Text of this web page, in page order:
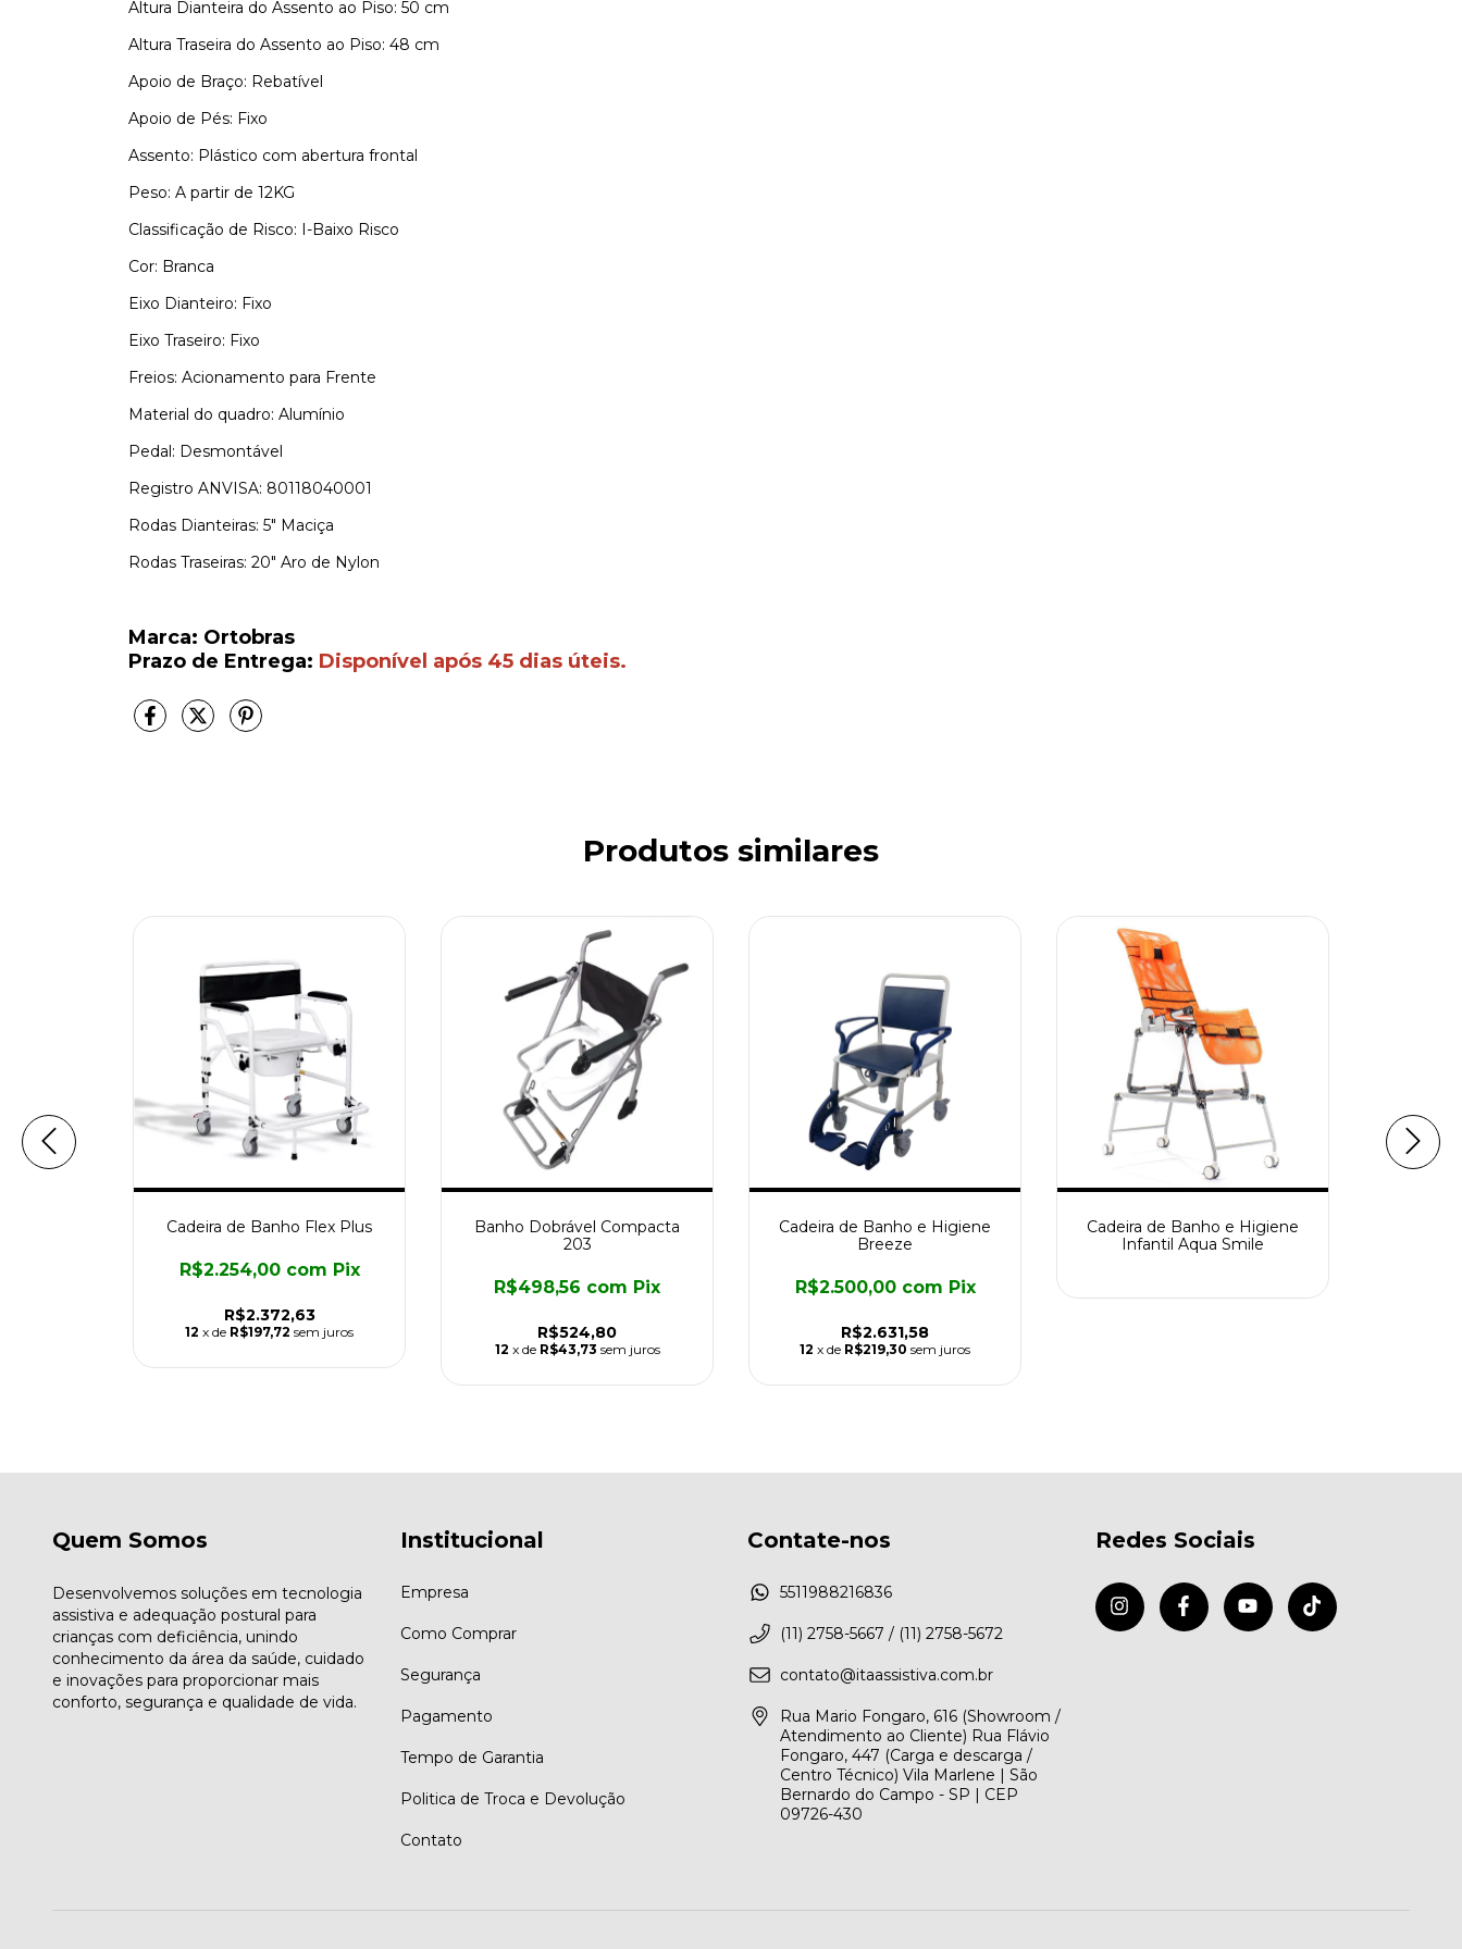
Altura Dianteira do Assento ao Piso: 50 cm
Altura Traseira do Assento ao Piso: 48 cm
Apoio de Braço: Rebatível
Apoio de Pés: Fixo
Assento: Plástico com abertura frontal
Peso: A partir de 12KG
Classificação de Risco: I-Baixo Risco
Cor: Branca
Eixo Dianteiro: Fixo
Eixo Traseiro: Fixo
Freios: Acionamento para Frente
Material do quadro: Alumínio
Pedal: Desmontável
Registro ANVISA: 80118040001
Rodas Dianteiras: 5″ Maciça
Rodas Traseiras: 20″ Aro de Nylon
Marca: Ortobras
Prazo de Entrega: Disponível após 45 dias úteis.
Produtos similares
Cadeira de Banho Flex Plus
R$2.372,63
R$2.254,00 com Pix
12 x de R$197,72 sem juros
Banho Dobrável Compacta
203
R$524,80
R$498,56 com Pix
12 x de R$43,73 sem juros
Cadeira de Banho e Higiene
Breeze
R$2.631,58
R$2.500,00 com Pix
12 x de R$219,30 sem juros
Cadeira de Banho e Higiene
Infantil Aqua Smile
Quem Somos
Desenvolvemos soluções em tecnologia
assistiva e adequação postural para
crianças com deficiência, unindo
conhecimento da área da saúde, cuidado
e inovações para proporcionar mais
conforto, segurança e qualidade de vida.
Institucional
Empresa
Como Comprar
Segurança
Pagamento
Tempo de Garantia
Politica de Troca e Devolução
Contato
Contate-nos
5511988216836
(11) 2758-5667 / (11) 2758-5672
contato@itaassistiva.com.br
Rua Mario Fongaro, 616 (Showroom /
Atendimento ao Cliente) Rua Flávio
Fongaro, 447 (Carga e descarga /
Centro Técnico) Vila Marlene | São
Bernardo do Campo - SP | CEP
09726-430
Redes Sociais